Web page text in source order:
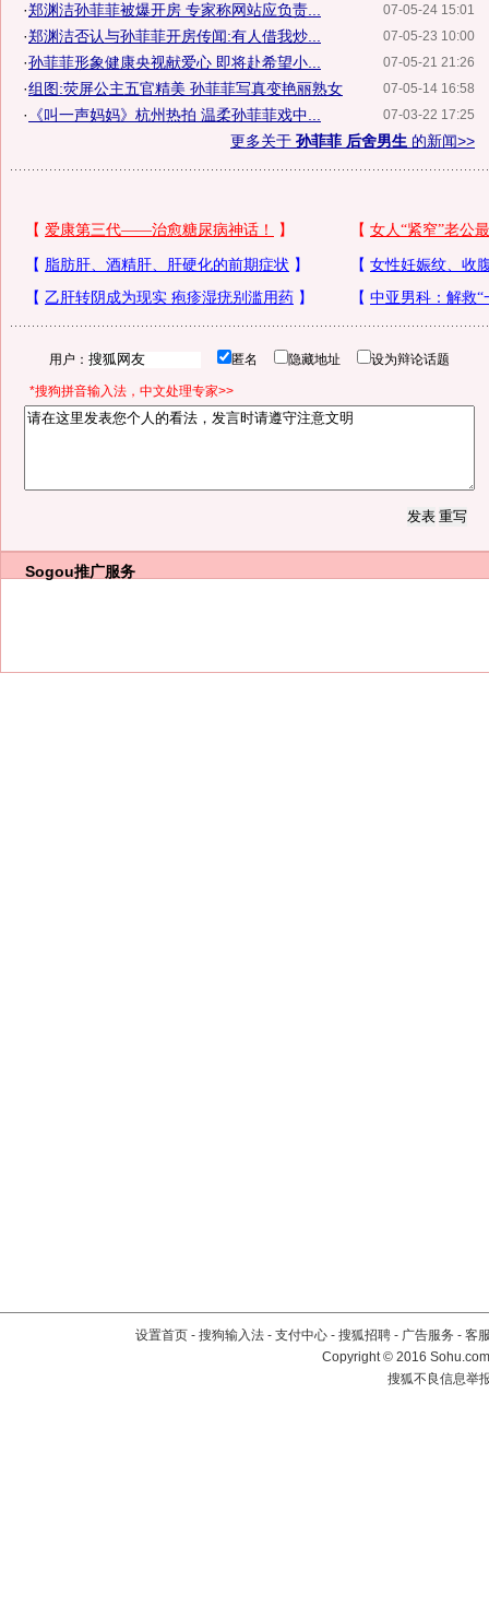
07-05-24 15:01
·郑渊洁孙菲菲被爆开房 专家称网站应负责...
07-05-23 10:00
·郑渊洁否认与孙菲菲开房传闻:有人借我炒...
07-05-21 21:26
·孙菲菲形象健康央视献爱心 即将赴希望小...
07-05-14 16:58
·组图:荧屏公主五官精美 孙菲菲写真变艳丽熟女
07-03-22 17:25
·
《叫一声妈妈》杭州热拍 温柔孙菲菲戏中...
更多关于 孙菲菲 后舍男生 的新闻>>
用户： 匿名 隐藏地址 设为辩论话题
*搜狗拼音输入法，中文处理专家>>
Sogou推广服务
设置首页 - 搜狗输入法 - 支付中心 - 搜狐招聘 - 广告服务 - 客
Copyright©2016
搜狐不良信息举